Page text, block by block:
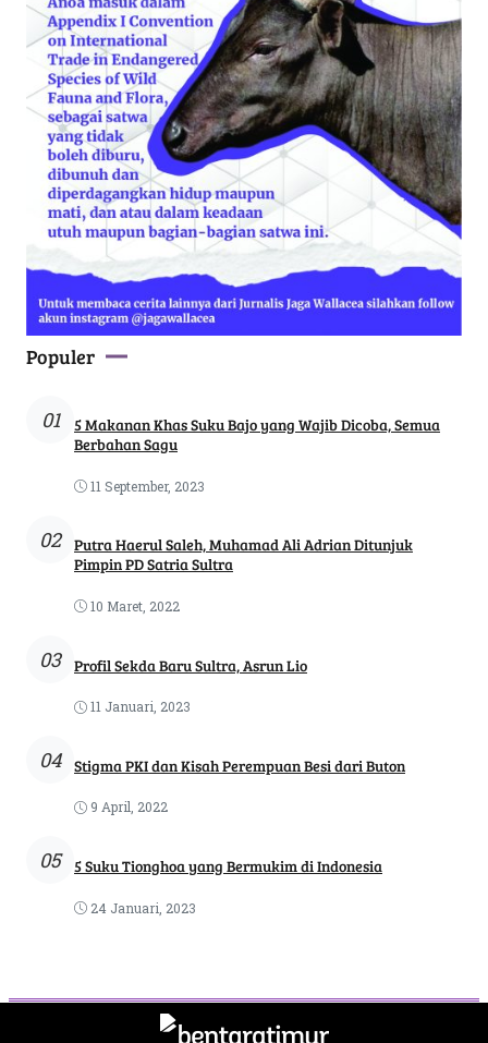
Populer
01
5 Makanan Khas Suku Bajo yang Wajib Dicoba, Semua
Berbahan Sagu
11 September, 2023
02
Putra Haerul Saleh, Muhamad Ali Adrian Ditunjuk
Pimpin PD Satria Sultra
10 Maret, 2022
03 Profil Sekda Baru Sultra, Asrun Lio
11 Januari, 2023
04 Stigma PKI dan Kisah Perempuan Besi dari Buton
9 April, 2022
05 5 Suku Tionghoa yang Bermukim di Indonesia
24 Januari, 2023